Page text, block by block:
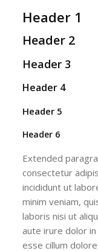
Header 1
Header 2
Header 3
Header 4
Header 5
Header 6
Extended
consectetur
incididunt ut
minim veniam,
laboris nisi ut
aute irure dolor
esse cillum